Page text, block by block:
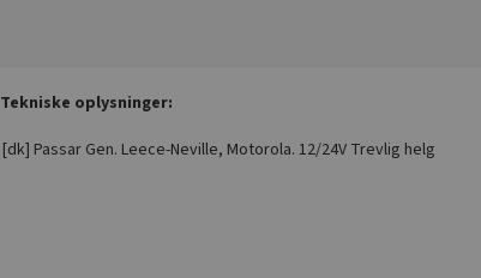
Tekniske oplysninger:
[dk] Passar Gen. Leece-Neville, Motorola. 12/24V Trevlig helg